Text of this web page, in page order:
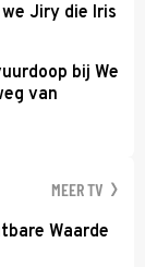
Jiry die Iris
bij We
van
MEER TV
Waarde